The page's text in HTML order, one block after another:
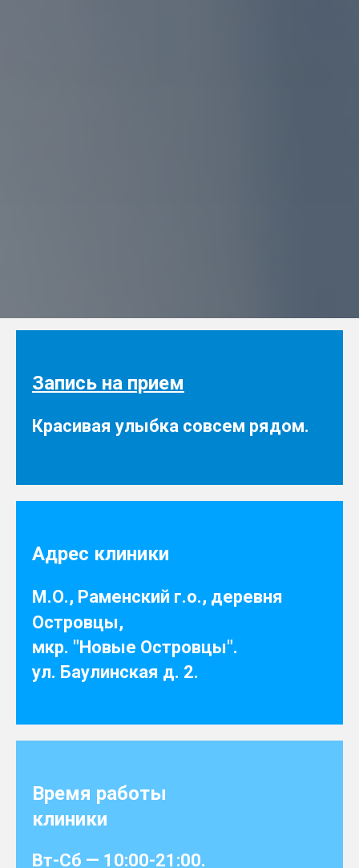
Запись на прием
Красивая улыбка совсем рядом.
Адрес клиники
М.О., Раменский г.о., деревня
Островцы,
мкр. "Новые Островцы".
ул. Баулинская д. 2.
Время работы
клиники
Вт-Сб — 10:00-21:00.